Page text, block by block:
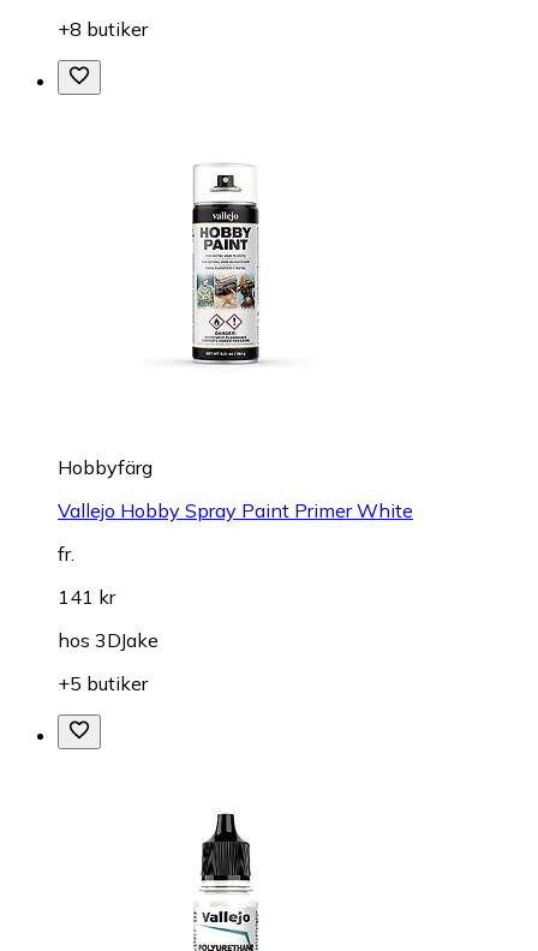
+8 butiker
Hobbyfärg
Vallejo Hobby Spray Paint Primer White
fr.
141 kr
hos 3DJake
+5 butiker